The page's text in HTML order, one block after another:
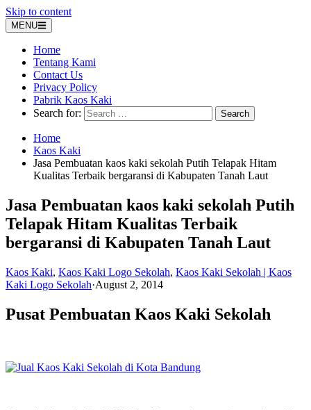
Skip to content
MENU
Home
Tentang Kami
Contact Us
Privacy Policy
Pabrik Kaos Kaki
Search for:
Home
Kaos Kaki
Jasa Pembuatan kaos kaki sekolah Putih Telapak Hitam
Kualitas Terbaik bergaransi di Kabupaten Tanah Laut
Jasa Pembuatan kaos kaki sekolah Putih
Telapak Hitam Kualitas Terbaik
bergaransi di Kabupaten Tanah Laut
Kaos Kaki, Kaos Kaki Logo Sekolah, Kaos Kaki Sekolah | Kaos
Kaki Logo Sekolah·August 2, 2014
Pusat Pembuatan Kaos Kaki Sekolah